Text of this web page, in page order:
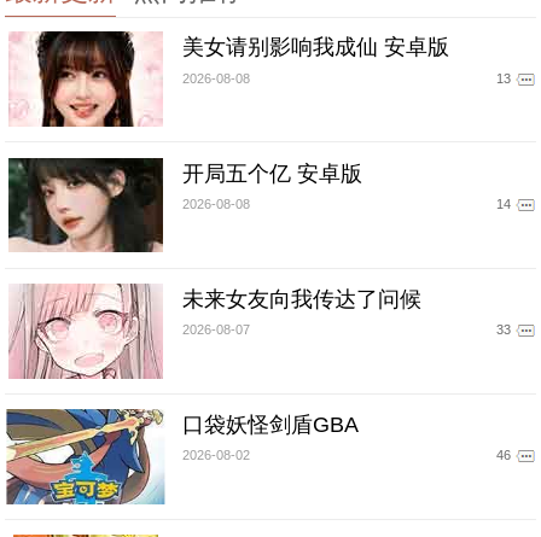
美女请别影响我成仙 安卓版
2026-08-08 13
开局五个亿 安卓版
2026-08-08 14
未来女友向我传达了问候
2026-08-07 33
口袋妖怪剑盾GBA
2026-08-02 46